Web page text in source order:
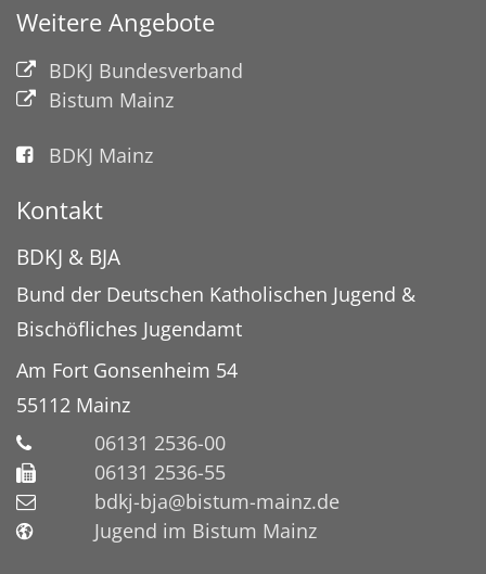
Weitere Angebote
BDKJ Bundesverband
Bistum Mainz
BDKJ Mainz
Kontakt
BDKJ & BJA
Bund der Deutschen Katholischen Jugend &
Bischöfliches Jugendamt
Am Fort Gonsenheim 54
55112 Mainz
06131 2536-00
06131 2536-55
bdkj-bja@bistum-mainz.de
Jugend im Bistum Mainz